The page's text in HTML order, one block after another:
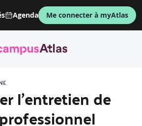
Agenda Me connecter à myAtlas
l’entretien de